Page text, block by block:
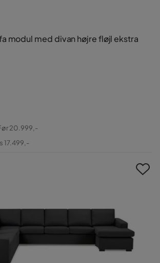
modul med divan højre fløjl ekstra
20.999,-
17.499,-